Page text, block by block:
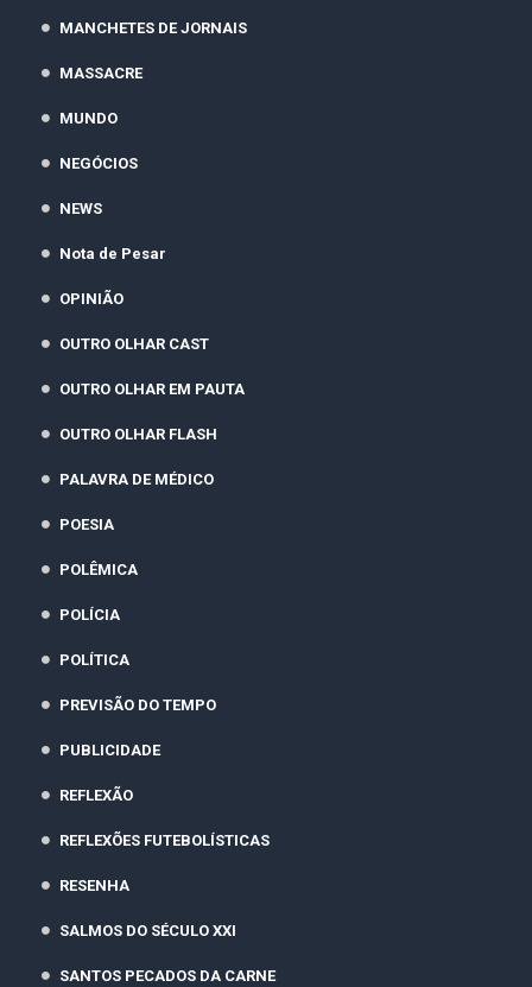
MANCHETES DE JORNAIS
MASSACRE
MUNDO
NEGÓCIOS
NEWS
Nota de Pesar
OPINIÃO
OUTRO OLHAR CAST
OUTRO OLHAR EM PAUTA
OUTRO OLHAR FLASH
PALAVRA DE MÉDICO
POESIA
POLÊMICA
POLÍCIA
POLÍTICA
PREVISÃO DO TEMPO
PUBLICIDADE
REFLEXÃO
REFLEXÕES FUTEBOLÍSTICAS
RESENHA
SALMOS DO SÉCULO XXI
SANTOS PECADOS DA CARNE